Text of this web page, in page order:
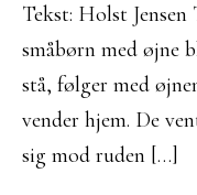
Tekst: Holst Jensen
småbørn med øjne
stå, følger med
vender hjem. De
sig mod ruden […]